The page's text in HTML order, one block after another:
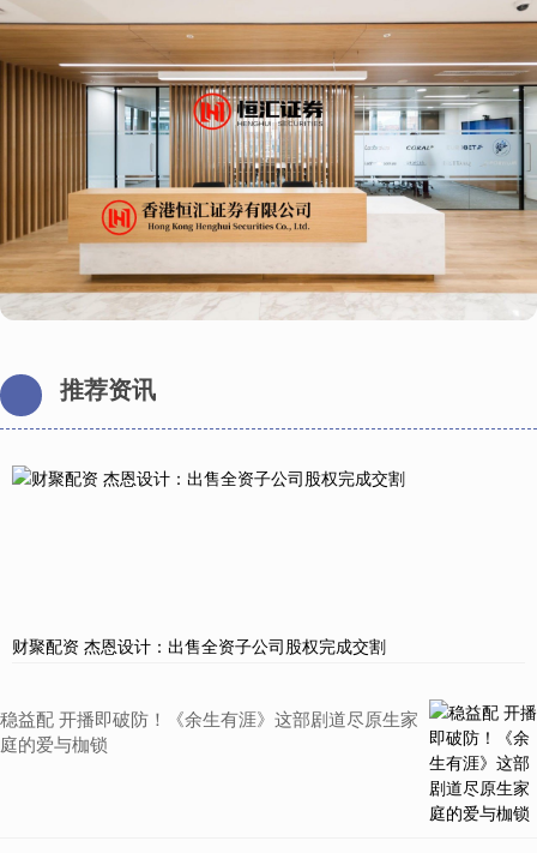
推荐资讯
财聚配资 杰恩设计：出售全资子公司股权完成交割
稳益配 开播即破防！《余生有涯》这部剧道尽原生家
庭的爱与枷锁